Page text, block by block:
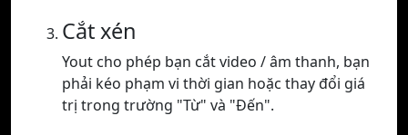
Cắt xén
Yout cho phép bạn cắt video / âm thanh, bạn
phải kéo phạm vi thời gian hoặc thay đổi giá
trị trong trường "Từ" và "Đến".